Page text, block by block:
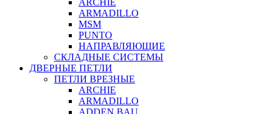
ARMADILLO
MSM
PUNTO
НАПРАВЛЯЮЩИЕ
СКЛАДНЫЕ СИСТЕМЫ
ДВЕРНЫЕ ПЕТЛИ
ПЕТЛИ ВРЕЗНЫЕ
ARCHIE
ARMADILLO
ADDEN BAU